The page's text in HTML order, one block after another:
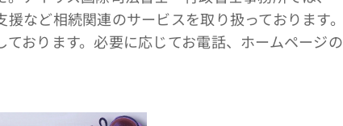
など相続関連のサービスを取り扱っております。
おります。必要に応じてお電話、ホームページの